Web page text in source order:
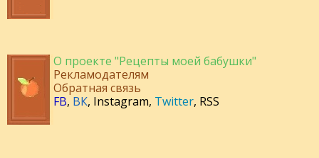
О проекте "Рецепты моей бабушки"
Рекламодателям
Обратная связь
FB, ВК, Instagram, Twitter, RSS